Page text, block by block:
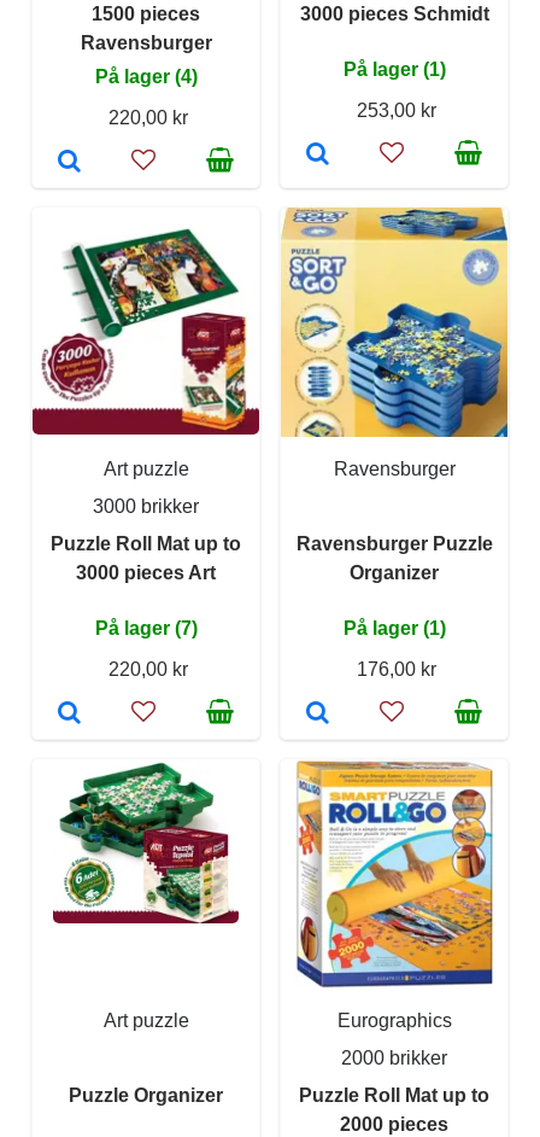
1500 pieces
Ravensburger
På lager (4)
220,00 kr
3000 pieces Schmidt
På lager (1)
253,00 kr
Art puzzle
3000 brikker
Puzzle Roll Mat up to
3000 pieces Art
På lager (7)
220,00 kr
Ravensburger
Ravensburger Puzzle
Organizer
På lager (1)
176,00 kr
Art puzzle
Puzzle Organizer
Eurographics
2000 brikker
Puzzle Roll Mat up to
2000 pieces